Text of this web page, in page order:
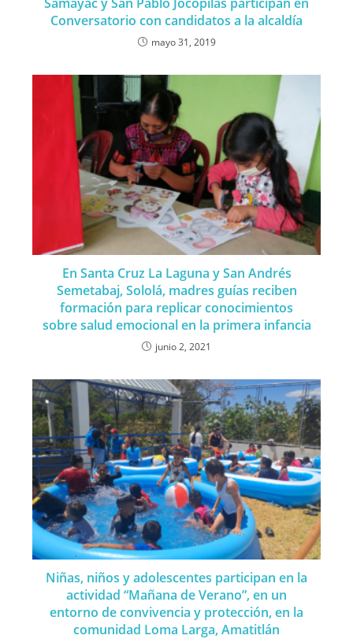
Conversatorio con candidatos a la alcaldía
mayo 31, 2019
En Santa Cruz La Laguna y San Andrés
Semetabaj, Sololá, madres guías reciben
formación para replicar conocimientos
sobre salud emocional en la primera infancia
junio 2, 2021
Niñas, niños y adolescentes participan en la
actividad “Mañana de Verano”, en un
entorno de convivencia y protección, en la
comunidad Loma Larga, Amatitlán